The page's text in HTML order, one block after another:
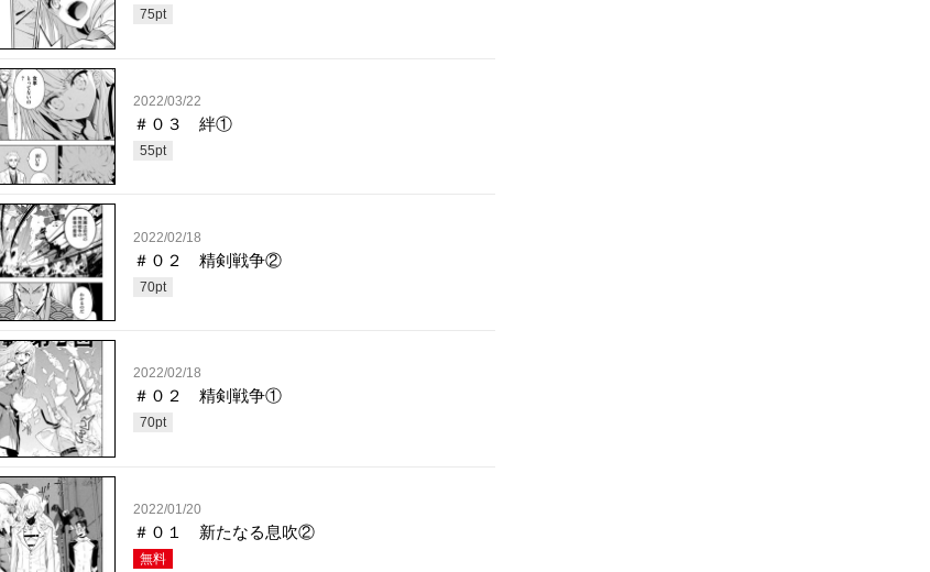
75pt
2022/03/22
＃０３ 絆①
55pt
2022/02/18
＃０２ 精剣戦争②
70pt
2022/02/18
＃０２ 精剣戦争①
70pt
2022/01/20
＃０１ 新たなる息吹②
無料